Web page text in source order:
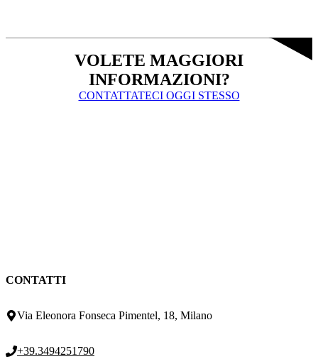
VOLETE MAGGIORI
INFORMAZIONI?
CONTATTATECI OGGI STESSO
CONTATTI
Via Eleonora Fonseca Pimentel, 18, Milano
+39.3494251790